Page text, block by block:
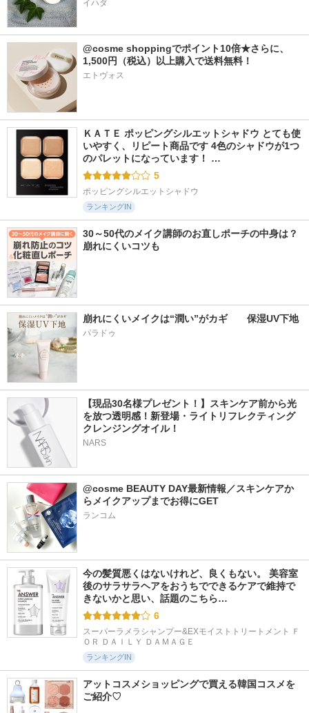
イハダ
@cosme shoppingでポイント10倍★さらに、
1,500円（税込）以上購入で送料無料！
エトヴォス
ＫＡＴＥ ポッピングシルエットシャドウ とても使
いやすく、リピート商品です 4色のシャドウが1つ
のパレットになっています！ …
5
ポッピングシルエットシャドウ
ランキングIN
30～50代のメイク講師のお直しポーチの中身は？
崩れにくいコツも
崩れにくいメイクは“潤い”がカギ　　保湿UV下地
パラドゥ
【現品30名様プレゼント！】スキンケア前から光
を放つ透明感！新登場・ライトリフレクティング
クレンジングオイル！
NARS
@cosme BEAUTY DAY最新情報／スキンケアか
らメイクアップまでお得にGET
ランコム
今の髪質悪くはないけれど、良くもない。 美容室
後のサラサラヘアをおうちでできるケアで維持で
きないかと思い、話題のこちら…
6
スーパーラメラシャンプー&EXモイストトリートメント Ｆ
ＯＲ ＤＡＩＬＹ ＤＡＭＡＧＥ
ランキングIN
アットコスメショッピングで買える韓国コスメを
ご紹介♡